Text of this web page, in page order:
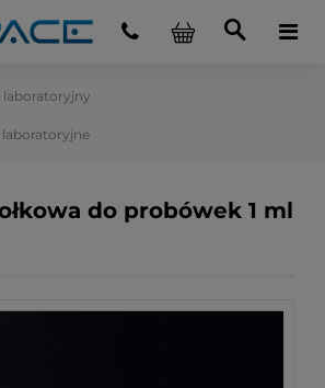
laboratoryjny
laboratoryjne
do probówek 1 ml